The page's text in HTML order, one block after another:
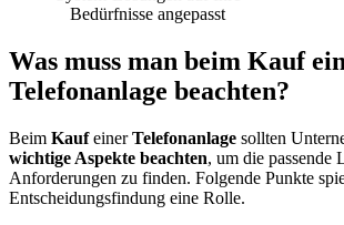
Bedürfnisse angepasst
Was muss man beim Kauf
Telefonanlage beachten?
Beim KaufeinerTelefonanlage sollten
wichtige Aspekte beachten, um die passende
Anforderungen zu finden. Folgende Punkte
Entscheidungsfindung eine Rolle.